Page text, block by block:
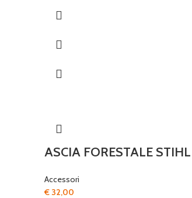
ASCIA FORESTALE
Accessori
€ 32,00